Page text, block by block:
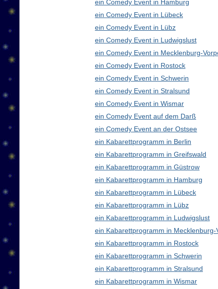
ein Comedy Event in Hamburg
ein Comedy Event in Lübeck
ein Comedy Event in Lübz
ein Comedy Event in Ludwigslust
ein Comedy Event in Mecklenburg-
ein Comedy Event in Rostock
ein Comedy Event in Schwerin
ein Comedy Event in Stralsund
ein Comedy Event in Wismar
ein Comedy Event auf dem Darß
ein Comedy Event an der Ostsee
ein Kabarettprogramm in Berlin
ein Kabarettprogramm in Greifswald
ein Kabarettprogramm in Güstrow
ein Kabarettprogramm in Hamburg
ein Kabarettprogramm in Lübeck
ein Kabarettprogramm in Lübz
ein Kabarettprogramm in Ludwigslust
ein Kabarettprogramm in
ein Kabarettprogramm in Rostock
ein Kabarettprogramm in Schwerin
ein Kabarettprogramm in Stralsund
ein Kabarettprogramm in Wismar